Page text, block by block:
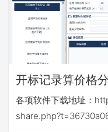
开标记录算价格
v16.6
各项软件下载地址：